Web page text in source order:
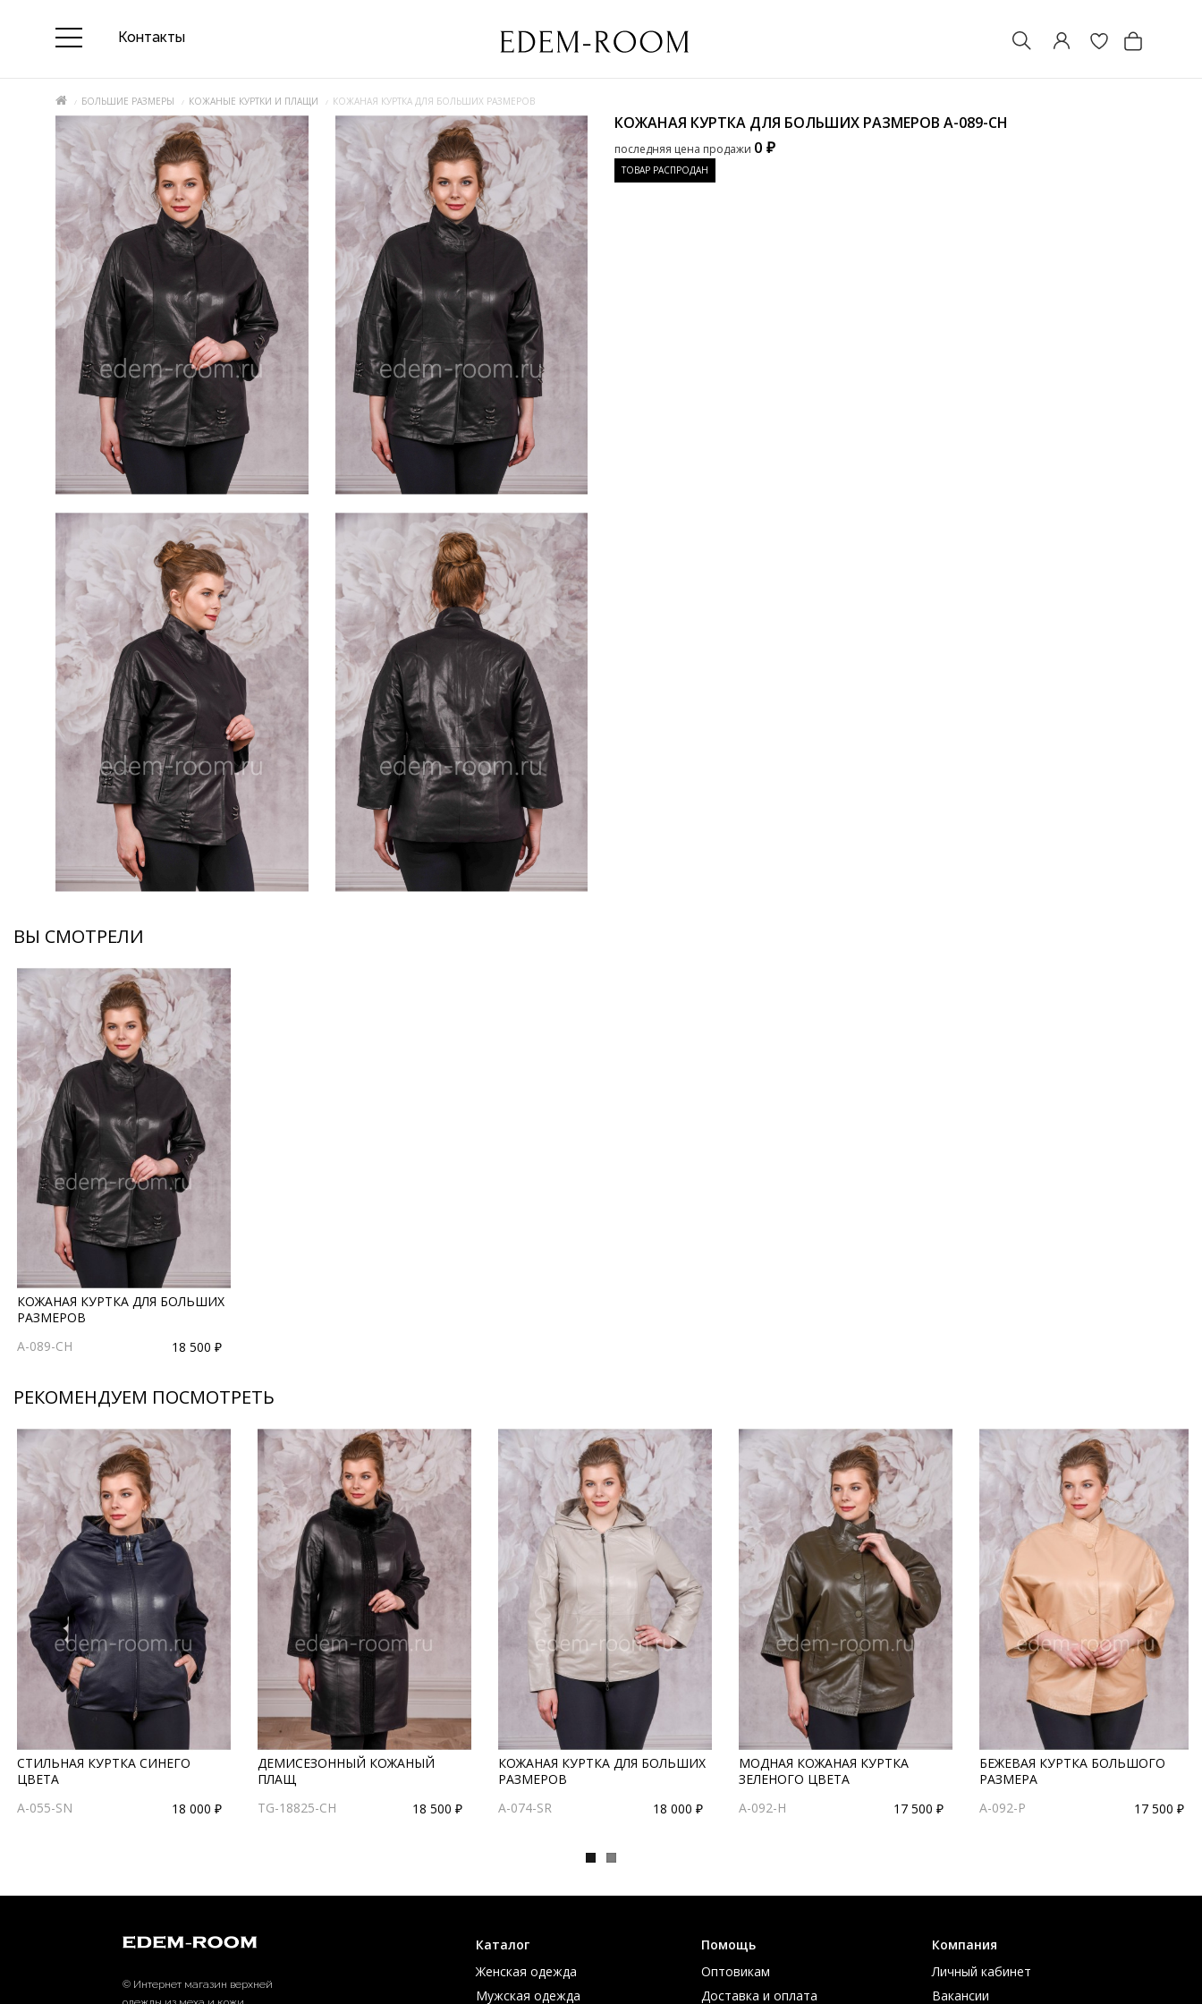
Контакты
БОЛЬШИЕ РАЗМЕРЫ КОЖАНЫЕ КУРТКИ И ПЛАЩИ КОЖАНАЯ КУРТКА ДЛЯ БОЛЬШИХ РАЗМЕРОВ
КОЖАНАЯ КУРТКА ДЛЯ БОЛЬШИХ РАЗМЕРОВ A-089-CH
последняя цена продажи 0 ₽
ТОВАР РАСПРОДАН
ВЫ СМОТРЕЛИ
КОЖАНАЯ КУРТКА ДЛЯ БОЛЬШИХ
РАЗМЕРОВ
A-089-CH
18 500 ₽
РЕКОМЕНДУЕМ ПОСМОТРЕТЬ
СТИЛЬНАЯ КУРТКА СИНЕГО
ЦВЕТА
A-055-SN
18 000 ₽
ДЕМИСЕЗОННЫЙ КОЖАНЫЙ
ПЛАЩ
TG-18825-CH
18 500 ₽
КОЖАНАЯ КУРТКА ДЛЯ БОЛЬШИХ
РАЗМЕРОВ
A-074-SR
18 000 ₽
МОДНАЯ КОЖАНАЯ КУРТКА
ЗЕЛЕНОГО ЦВЕТА
A-092-H
17 500 ₽
БЕЖЕВАЯ КУРТКА БОЛЬШОГО
РАЗМЕРА
A-092-P
17 500 ₽
© Интернет магазин верхней
Каталог
Женская одежда
Мужская одежда
Помощь
Оптовикам
Доставка и оплата
Компания
Личный кабинет
Вакансии